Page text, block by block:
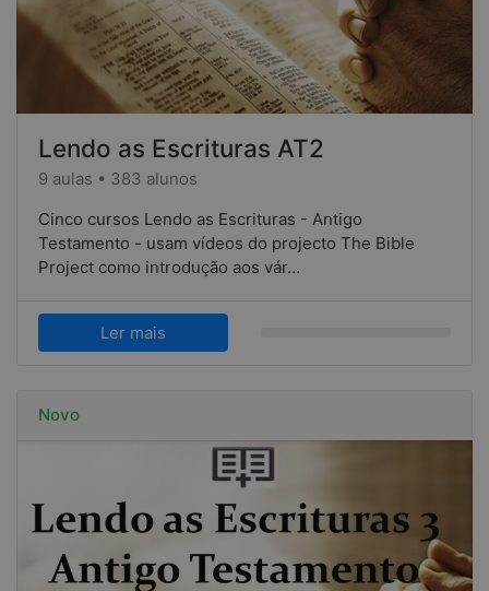
Lendo as Escrituras AT2
9 aulas • 383 alunos
Cinco cursos Lendo as Escrituras - Antigo
Testamento - usam vídeos do projecto The Bible
Project como introdução aos vár…
Ler mais
Novo